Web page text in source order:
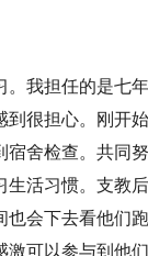
我担任的是七
很担心。刚开
舍检查。共同
活习惯。支教
会下去看他们
可以参与到他们